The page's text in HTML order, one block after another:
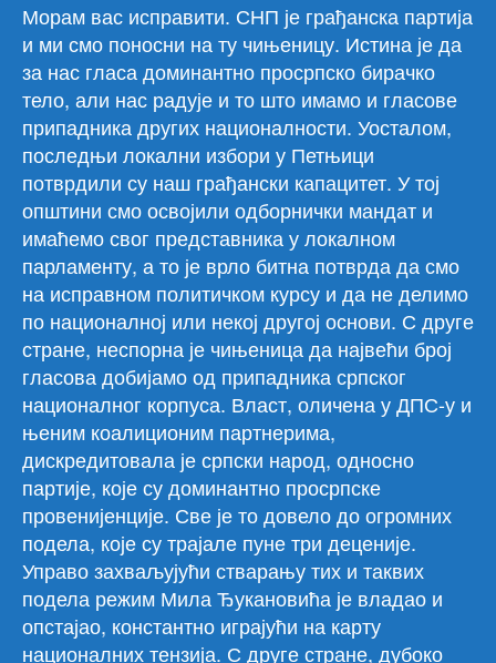
Морам вас исправити. СНП је грађанска партија
и ми смо поносни на ту чињеницу. Истина је да
за нас гласа доминантно просрпско бирачко
тело, али нас радује и то што имамо и гласове
припадника других националности. Уосталом,
последњи локални избори у Петњици
потврдили су наш грађански капацитет. У тој
општини смо освојили одборнички мандат и
имаћемо свог представника у локалном
парламенту, а то је врло битна потврда да смо
на исправном политичком курсу и да не делимо
по националној или некој другој основи. С друге
стране, неспорна је чињеница да највећи број
гласова добијамо од припадника српског
националног корпуса. Власт, оличена у ДПС-у и
њеним коалиционим партнерима,
дискредитовала је српски народ, односно
партије, које су доминантно просрпске
провенијенције. Све је то довело до огромних
подела, које су трајале пуне три деценије.
Управо захваљујући стварању тих и таквих
подела режим Мила Ђукановића је владао и
опстајао, константно играјући на карту
националних тензија. С друге стране, дубоко